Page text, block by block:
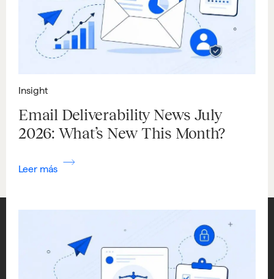
Insight
Email Deliverability News July
2026: What’s New This Month?
Leer más